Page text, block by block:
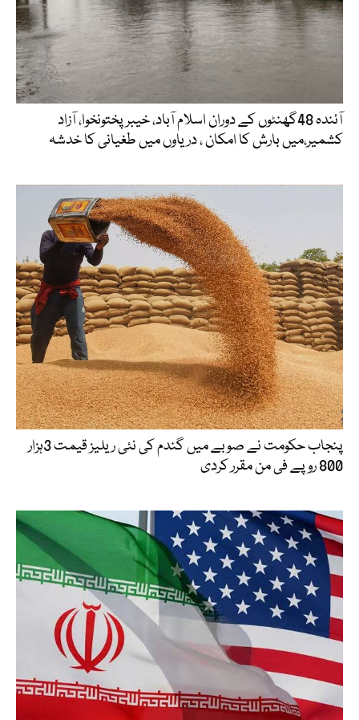
آئندہ 48گھنٹوں کے دوران اسلام آباد، خیبرپختونخوا، آزاد
کشمیر،میں بارش کا امکان ، دریاوں میں طغیانی کا خدشہ
پنجاب حکومت نے صوبے میں گندم کی نئی ریلیز قیمت 3ہزار
800 روپے فی من مقرر کردی